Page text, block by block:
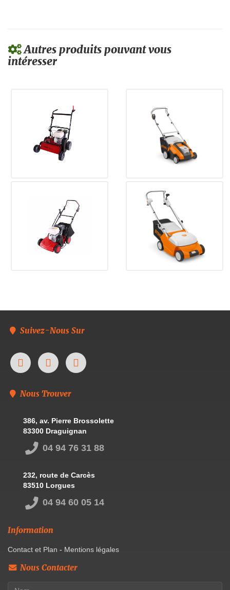
Autres produits pouvant vous
intéresser
Suivez-Nous Sur
Nous Trouver
386, av. Pierre Brossolette
83300 Draguignan
04 94 76 31 88
232, route de Carcès
83510 Lorgues
04 94 60 05 14
Information
Contact et Plan - Mentions légales
Nous Contacter